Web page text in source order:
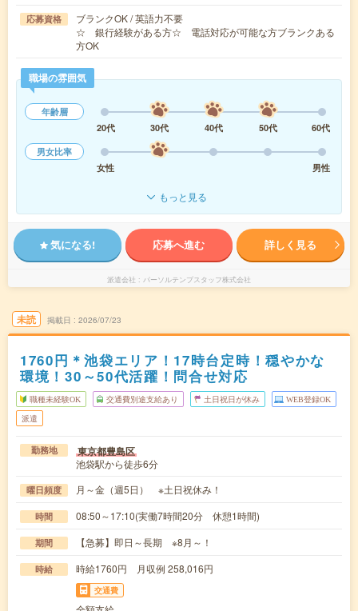
応募資格
ブランクOK / 英語力不要
☆ 銀行経験がある方☆ 電話対応が可能な方ブランクある
方OK
職場の雰囲気
年齢層
20代
30代 40代 50代
60代
男女比率
女性
男性
もっと見る
気になる! 応募へ進む 詳しく見る
派遣会社 パーソルテンプスタッフ株式会社
未読 掲載日 2026/07/23
1760円＊池袋エリア！17時台定時！穏やかな
環境！30～50代活躍！問合せ対応
職種未経験OK 交通費別途支給あり 土日祝日が休み WEB登録OK
派遣
勤務地 東京都豊島区
池袋駅から徒歩6分
曜日頻度 月～金（週5日） ※土日祝休み！
時間 08:50～17:10(実働7時間20分 休憩1時間)
期間 【急募】即日～長期 ※8月～！
時給 時給1760円 月収例 258,016円
交通費